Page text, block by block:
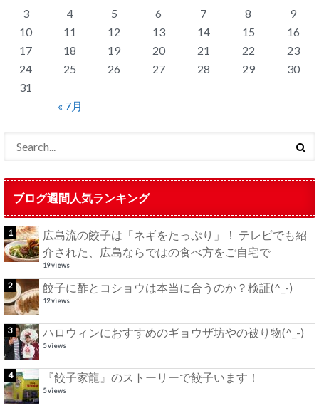
« 7月
3
4 5 6 7 8
9
10
11 12 13 14 15
16
17
18 19 20 21 22
23
24
25 26 27 28 29
30
31
ブログ週間人気ランキング
広島流の餃子は「ネギをたっぷり」！ テレビでも紹
介された、広島ならではの食べ方をご自宅で
19 views
餃子に酢とコショウは本当に合うのか？検証(^_-)
12 views
ハロウィンにおすすめのギョウザ坊やの被り物(^_-)
5 views
『餃子家龍』のストーリーで餃子います！
5 views